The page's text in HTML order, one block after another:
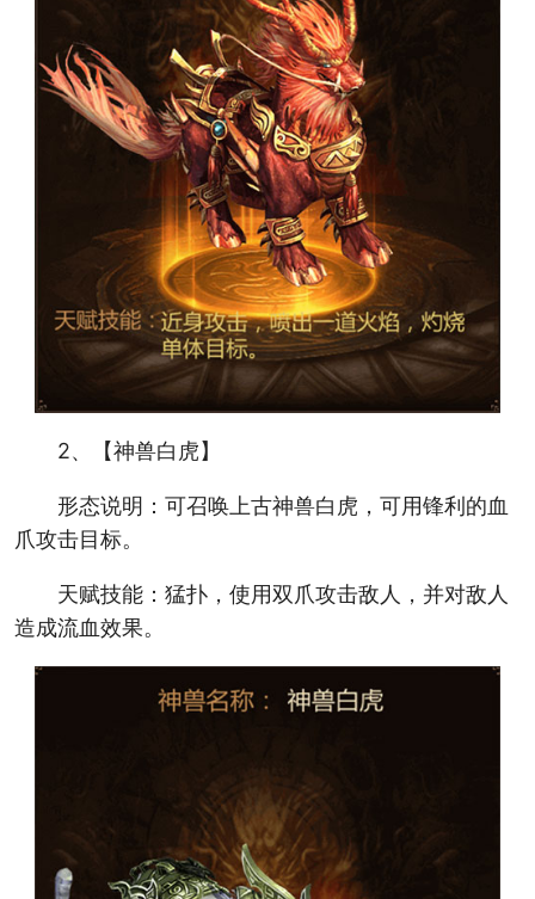
2、【神兽白虎】
形态说明：可召唤上古神兽白虎，可用锋利的血
爪攻击目标。
天赋技能：猛扑，使用双爪攻击敌人，并对敌人
造成流血效果。